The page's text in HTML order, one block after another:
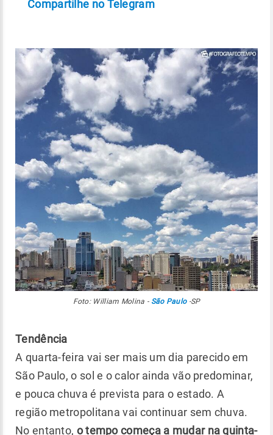
Compartilhe no Telegram
Foto: William Molina - São Paulo-SP
Tendência
A quarta-feira vai ser mais um dia parecido em
São Paulo, o sol e o calor ainda vão predominar,
e pouca chuva é prevista para o estado. A
região metropolitana vai continuar sem chuva.
No entanto, o tempo começa a mudar na quinta-